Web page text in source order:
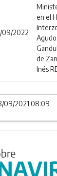
09/2022
en el
de
Inés
09/2021 08:09